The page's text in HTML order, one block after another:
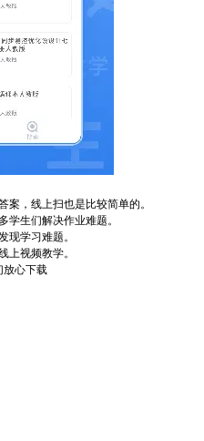
案，线上扫也是比较简单的。
学生们解决作业难题。
现学习难题。
上视频教学。
放心下载